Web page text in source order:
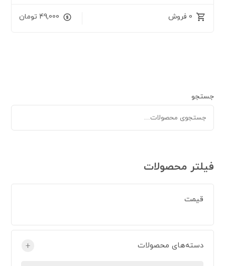
0 فروش 49,000 تومان
جستجو
فیلتر محصولات
قیمت
دسته‌های محصولات +